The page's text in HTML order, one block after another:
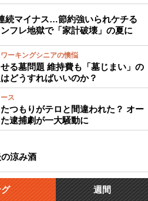
続マイナス…節約強いられケチる
フレ地獄で「家計破壊」の夏に
ーキングシニアの懊悩
る墓問題 維持費も「墓じまい」の
どうすればいいのか？
ス
つもりがテロと間違われた？ オー
逮捕劇が一大騒動に
の涼み酒
週間